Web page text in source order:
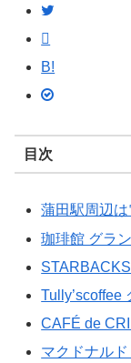
B!
目次
蒲田駅周辺
珈琲館 グラ
Tully’scoffee
CAFÉ de
マクドナル